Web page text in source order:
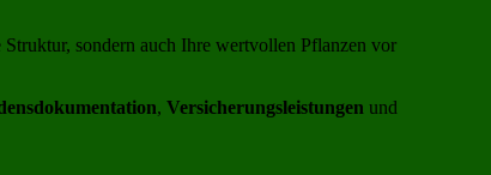
sondern auch Ihre wertvollen Pflanzen vor
, Versicherungsleistungen und